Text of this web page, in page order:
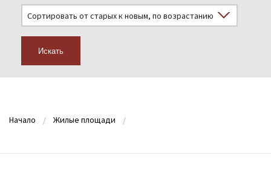
Искать
Начало Жилые площади